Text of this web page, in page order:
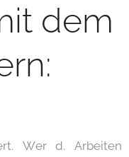
dem
Wer d. Arbeiten